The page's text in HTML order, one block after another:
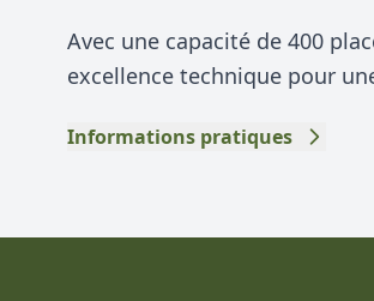
Avec une capacité de 400
excellence technique pour
Informations pratiques